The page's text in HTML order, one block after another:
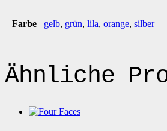
Farbe gelb, grün, lila, orange, silber
Ähnliche